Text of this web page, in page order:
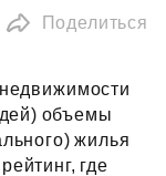
Поделиться
объемы
жилья
где